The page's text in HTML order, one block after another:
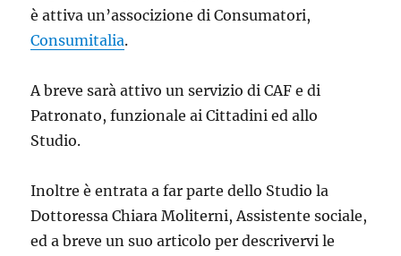
è attiva un’associzione di Consumatori,
Consumitalia.
A breve sarà attivo un servizio di CAF e di
Patronato, funzionale ai Cittadini ed allo
Studio.
Inoltre è entrata a far parte dello Studio la
Dottoressa Chiara Moliterni, Assistente sociale,
ed a breve un suo articolo per descrivervi le